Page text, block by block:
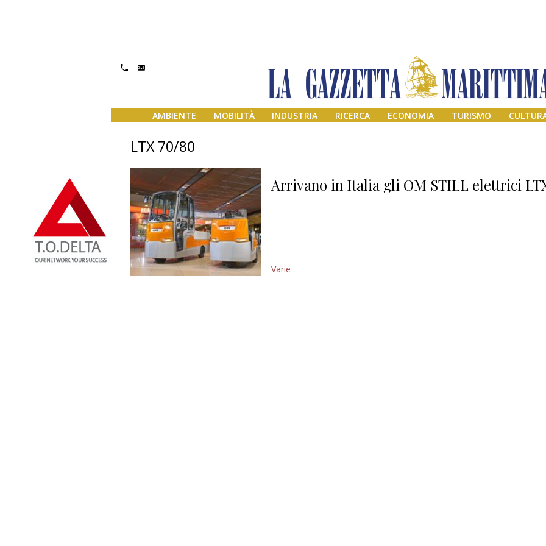
AMBIENTE MOBILITÀ INDUSTRIA RICERCA ECONOMIA TURISMO
LTX 70/80
Arrivano in Italia gli OM STILL elettrici
Varie